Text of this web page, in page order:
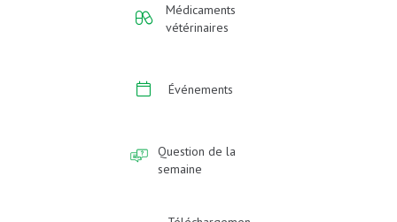
Médicaments
vétérinaires
Événements
Question de la
semaine